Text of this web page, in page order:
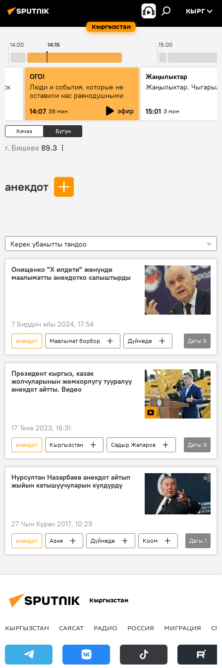
Кыргызстан
КЫРГ
14:00 15:00
14:15
ОГО!
Люди и события, которые не
оставили нас равнодушными
14:07 38 мин эфир
Жаңылыктар
Жаңылыктар.
15:01 3 мин
Кечээ Бүгүн
г. Бишкек 89.3
анекдот
Керек убакытты тандоо
Онищенко "Х илдети" жөнүндө
маалыматты анекдотко салыштырды
7 Бирдин айы 2024, 17:54
анекдот Маалымат борбор
Дүйнөдө
Россия
Геннадий Онищенко
Давос
форум
Дагы 5
Президент кыргыз, казак
жолчуларынын жемкорлугу тууралуу
анекдот айтты. Видео
17 Теке 2023, 16:31
анекдот Кыргызстан
Садыр Жапаров
коррупция
Видео жолчу
Дагы 3
Нурсултан Назарбаев анекдот айтып
жыйын катышуучуларын күлдүрдү
27 Чын Куран 2017, 10:29
анекдот Азия Дүйнөдө
Коом
Жаңылыктар
Дагы 1
Кыргызстан
КЫРГЫЗСТАН САЯСАТ РАДИО РОССИЯ МИГРАЦИЯ